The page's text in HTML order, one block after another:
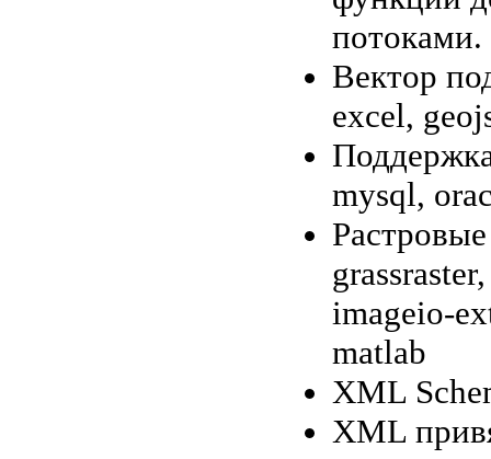
потоками.
Вектор
excel,
mysql,
imageio-
matlab
XML
XML